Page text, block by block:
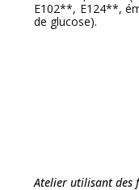
E102**, E124**,
de glucose).
Atelier utilisant des